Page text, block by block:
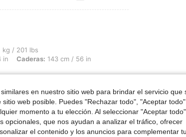
del cuerpo: Triángulo, Busto: 114 cm / 44.9 in, Cintura: 86
kg / 201 lbs
in Caderas: 143 cm / 56 in
en nuestro sitio web para brindar el servicio que
web posible. Puedes "Rechazar todo", "Aceptar
momento a tu elección. Al seleccionar "Aceptar todo",
opcionales, que nos ayudan a analizar el tráfico, ofrecer
el contenido y los anuncios para complementar